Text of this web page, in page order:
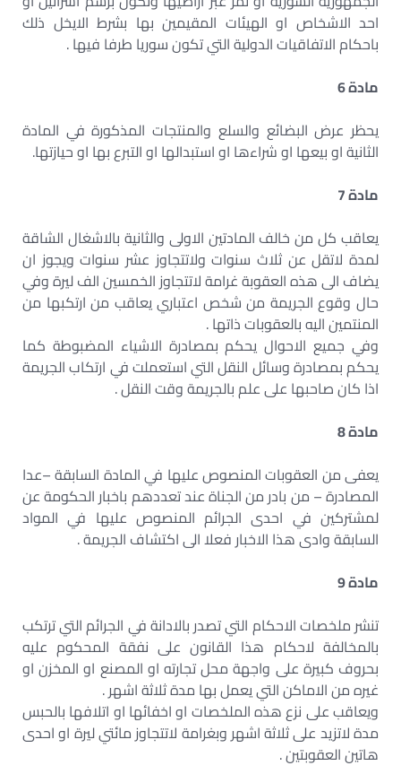
احد الاشخاص او الهيئات المقيمين بها بشرط الايخل ذلك
باحكام الاتفاقيات الدولية التي تكون سوريا طرفا فيها .
مادة 6
يحظر عرض البضائع والسلع والمنتجات المذكورة في المادة
الثانية او بيعها او شراءها او استبدالها او التبرع بها او حيازتها.
مادة 7
يعاقب كل من خالف المادتين الاولى والثانية بالاشغال الشاقة
لمدة لاتقل عن ثلاث سنوات ولاتتجاوز عشر سنوات ويجوز ان
يضاف الى هذه العقوبة غرامة لاتتجاوز الخمسين الف ليرة وفي
حال وقوع الجريمة من شخص اعتباري يعاقب من ارتكبها من
المنتمين اليه بالعقوبات ذاتها .
وفي جميع الاحوال يحكم بمصادرة الاشياء المضبوطة كما
يحكم بمصادرة وسائل النقل التي استعملت في ارتكاب الجريمة
اذا كان صاحبها على علم بالجريمة وقت النقل .
مادة 8
يعفى من العقوبات المنصوص عليها في المادة السابقة –عدا
المصادرة – من بادر من الجناة عند تعددهم باخبار الحكومة عن
لمشتركين في احدى الجرائم المنصوص عليها في المواد
السابقة وادى هذا الاخبار فعلا الى اكتشاف الجريمة .
مادة 9
تنشر ملخصات الاحكام التي تصدر بالادانة في الجرائم التي ترتكب
بالمخالفة لاحكام هذا القانون على نفقة المحكوم عليه
بحروف كبيرة على واجهة محل تجارته او المصنع او المخزن او
غيره من الاماكن التي يعمل بها مدة ثلاثة اشهر .
ويعاقب على نزع هذه الملخصات او اخفائها او اتلافها بالحبس
مدة لاتزيد على ثلاثة اشهر وبغرامة لاتتجاوز مائتي ليرة او احدى
هاتين العقوبتين .